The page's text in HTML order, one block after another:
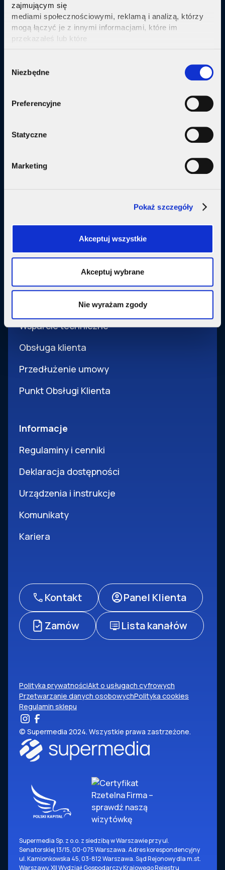
zajmującym się
mediami społecznościowymi, reklamą i analizą, którzy
mogą łączyć je z innymi informacjami, które im
przekazałeś lub które
Selection
Niezbędne
Preferencyjne
Statyczne
Marketing
Pokaż szczegóły
Akceptuj wszystkie
Akceptuj wybrane
Nie wyrażam zgody
Sprawdź
Oferta
Internet
Internet + plan komórkowy
Domy jednorodzine
Usługi dodatkowe
SupermediaGo
Obsługa
Pomoc i obsługa
Wsparcie techniczne
Obsługa klienta
Przedłużenie umowy
Punkt Obsługi Klienta
Informacje
Regulaminy i cenniki
Deklaracja dostępności
Urządzenia i instrukcje
Komunikaty
Kariera
Kontakt Panel Klienta
Zamów Lista kanałów
Polityka prywatnościAkt o usługach cyfrowych
Przetwarzanie danych osobowychPolityka cookies
Regulamin sklepu
© Supermedia 2024. Wszystkie prawa zastrzeżone.
Supermedia Sp. z o.o. z siedzibą w Warszawie przy ul.
Senatorskiej 13/15, 00-075 Warszawa. Adres korespondencyjny
ul. Kamionkowska 45, 03-812 Warszawa. Sąd Rejonowy dla m.st.
Warszawy, XII Wydział Gospodarczy Krajowego Rejestru